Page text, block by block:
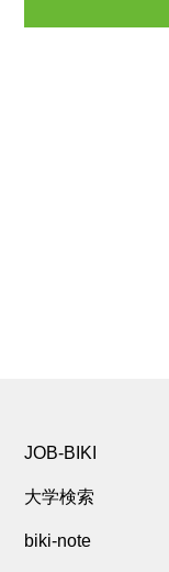
JOB-BIKI
大学検索
biki-note